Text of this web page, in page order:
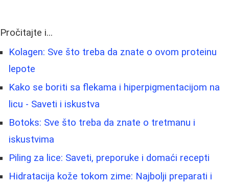
Pročitajte i...
Kolagen: Sve što treba da znate o ovom proteinu
lepote
Kako se boriti sa flekama i hiperpigmentacijom na
licu - Saveti i iskustva
Botoks: Sve što treba da znate o tretmanu i
iskustvima
Piling za lice: Saveti, preporuke i domaći recepti
Hidratacija kože tokom zime: Najbolji preparati i